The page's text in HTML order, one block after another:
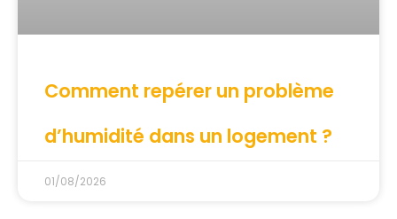
Comment repérer un problème
d’humidité dans un logement ?
01/08/2026